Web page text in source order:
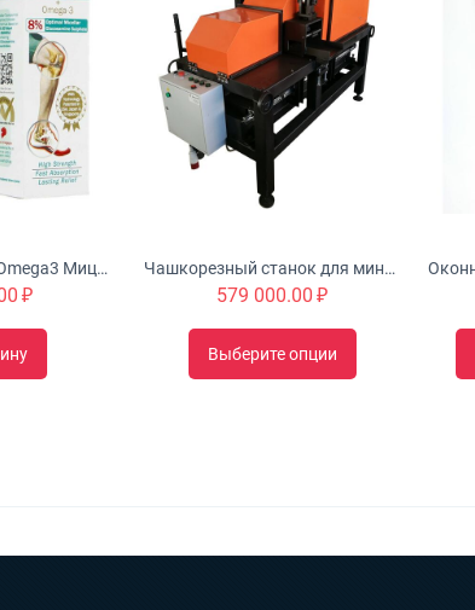
Urah Joint Health Omega3 Мицеллярный крем с глюкозамином питает, омолаживает и укрепляет суставы
₽
Чашкорезный станок для минибруса "Туборд 2.0"
579 000.00 ₽
Выберите опции